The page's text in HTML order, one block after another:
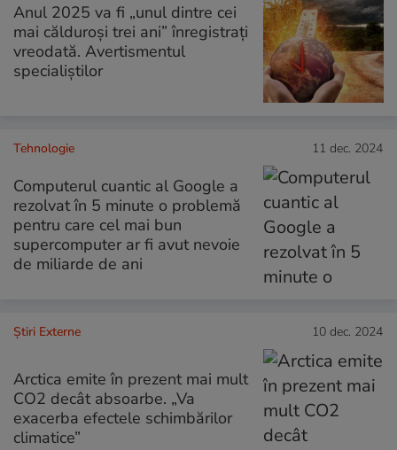
Anul 2025 va fi „unul dintre cei
mai călduroşi trei ani” înregistraţi
vreodată. Avertismentul
specialiștilor
Tehnologie 11 dec. 2024
Computerul cuantic al Google a
rezolvat în 5 minute o problemă
pentru care cel mai bun
supercomputer ar fi avut nevoie
de miliarde de ani
Știri Externe 10 dec. 2024
Arctica emite în prezent mai mult
CO2 decât absoarbe. „Va
exacerba efectele schimbărilor
climatice”